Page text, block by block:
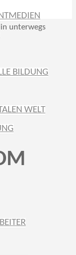
BILDUNG
WELT